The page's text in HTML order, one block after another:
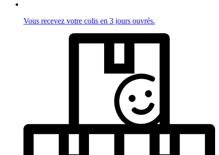
Vous recevez votre colis en 3 jours ouvrés.